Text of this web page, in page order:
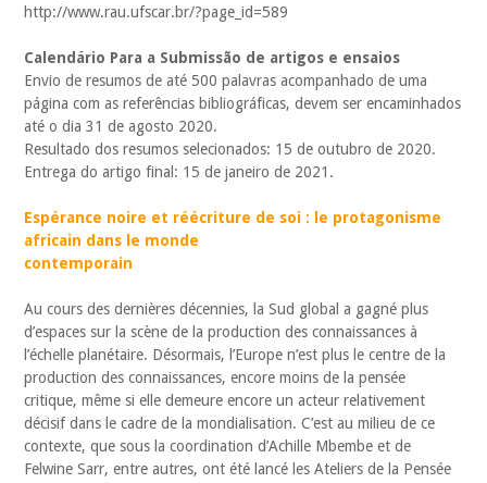
http://www.rau.ufscar.br/?page_id=589
Calendário Para a Submissão de artigos e ensaios
Envio de resumos de até 500 palavras acompanhado de uma
página com as referências bibliográficas, devem ser encaminhados
até o dia 31 de agosto 2020.
Resultado dos resumos selecionados: 15 de outubro de 2020.
Entrega do artigo final: 15 de janeiro de 2021.
Espérance noire et réécriture de soi : le protagonisme
africain dans le monde
contemporain
Au cours des dernières décennies, la Sud global a gagné plus
d’espaces sur la scène de la production des connaissances à
l’échelle planétaire. Désormais, l’Europe n’est plus le centre de la
production des connaissances, encore moins de la pensée
critique, même si elle demeure encore un acteur relativement
décisif dans le cadre de la mondialisation. C’est au milieu de ce
contexte, que sous la coordination d’Achille Mbembe et de
Felwine Sarr, entre autres, ont été lancé les Ateliers de la Pensée